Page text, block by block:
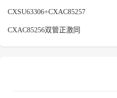
CXSU63306+CXAC85257
CXAC85256双管正激同